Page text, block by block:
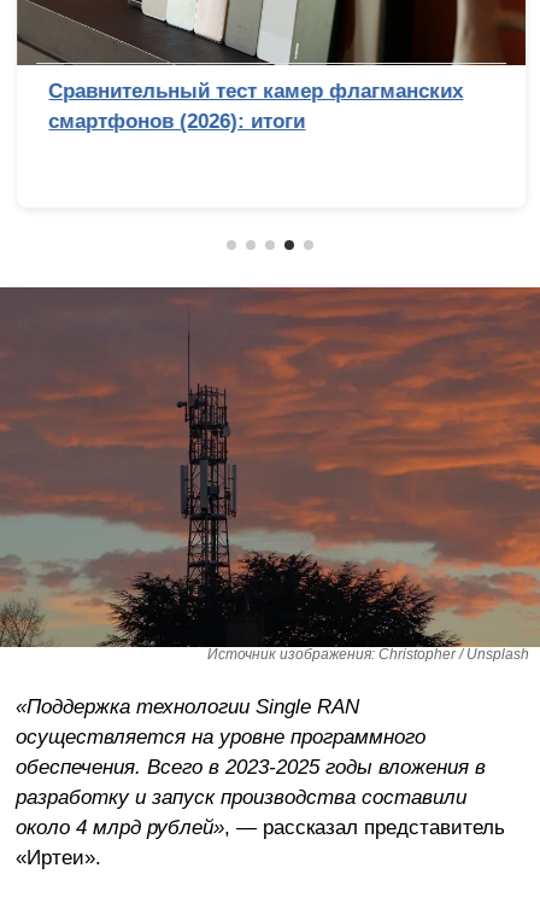
Сравнительный тест камер флагманских
смартфонов (2026): итоги
Источник изображения: Christopher / Unsplash
«Поддержка технологии Single RAN
осуществляется на уровне программного
обеспечения. Всего в 2023-2025 годы вложения в
разработку и запуск производства составили
около 4 млрд рублей», — рассказал представитель
«Иртеи».